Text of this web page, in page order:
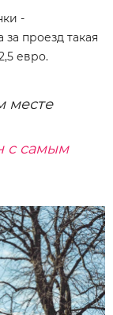
-
проезд такая
евро.
месте
с самым